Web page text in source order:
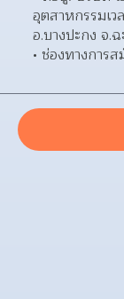
อุตสาหกรรมเว
อ.บางปะกง จ.ฉ
ช่องทางการ